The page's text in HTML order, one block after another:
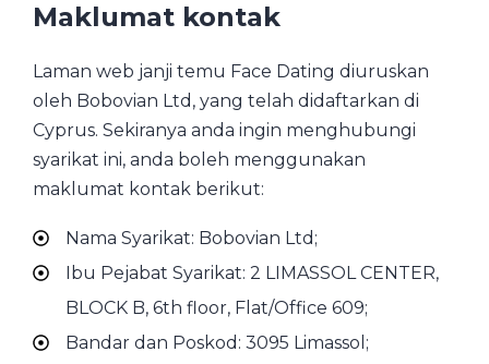
Maklumat kontak
Laman web janji temu Face Dating diuruskan
oleh Bobovian Ltd, yang telah didaftarkan di
Cyprus. Sekiranya anda ingin menghubungi
syarikat ini, anda boleh menggunakan
maklumat kontak berikut:
Nama Syarikat: Bobovian Ltd;
Ibu Pejabat Syarikat: 2 LIMASSOL CENTER,
BLOCK B, 6th floor, Flat/Office 609;
Bandar dan Poskod: 3095 Limassol;